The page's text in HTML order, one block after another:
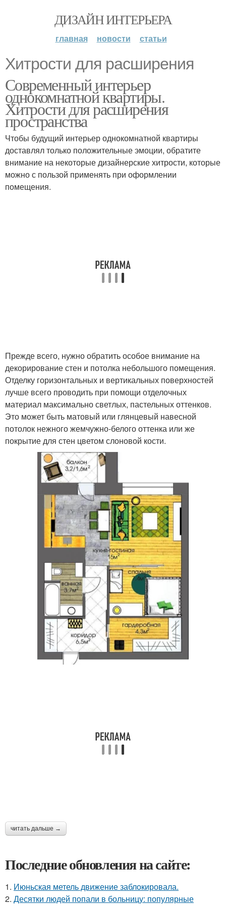
ДИЗАЙН ИНТЕРЬЕРА
главная новости статьи
Хитрости для расширения
Современный интерьер
однокомнатной квартиры.
Хитрости для расширения
пространства
Чтобы будущий интерьер однокомнатной квартиры
доставлял только положительные эмоции, обратите
внимание на некоторые дизайнерские хитрости, которые
можно с пользой применять при оформлении
помещения.
Прежде всего, нужно обратить особое внимание на
декорирование стен и потолка небольшого помещения.
Отделку горизонтальных и вертикальных поверхностей
лучше всего проводить при помощи отделочных
материал максимально светлых, пастельных оттенков.
Это может быть матовый или глянцевый навесной
потолок нежного жемчужно-белого оттенка или же
покрытие для стен цветом слоновой кости.
читать дальше →
Последние обновления на сайте:
1. Июньская метель движение заблокировала.
2. Десятки людей попали в больницу: популярные